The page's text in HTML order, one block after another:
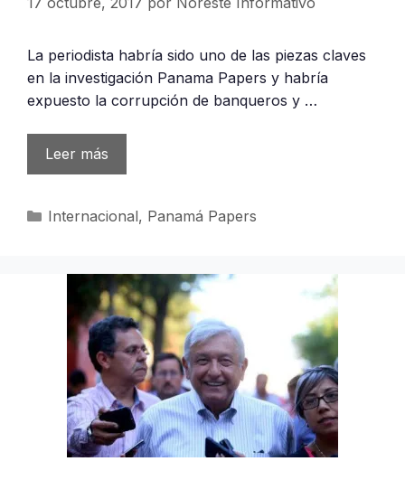
La periodista habría sido uno de las piezas claves
en la investigación Panama Papers y habría
expuesto la corrupción de banqueros y …
Leer más
Categorías
Internacional, Panamá Papers